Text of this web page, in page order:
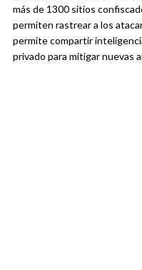
más de 1300 sitios
permiten rastrear a los
permite compartir
privado para mitigar nuevas